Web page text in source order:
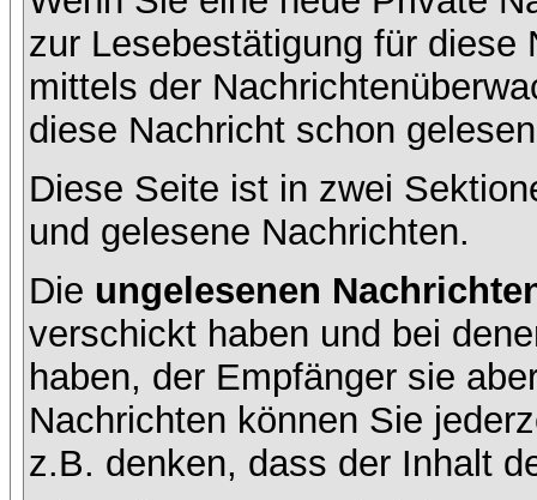
zur Lesebestätigung für diese
mittels der
diese Nachricht schon
Diese Seite ist in zwei
und gelesene Nachrichten.
Die ungelesenen
verschickt haben und bei
haben, der Empfänger sie
Nachrichten können Sie
z.B. denken, dass der Inhalt